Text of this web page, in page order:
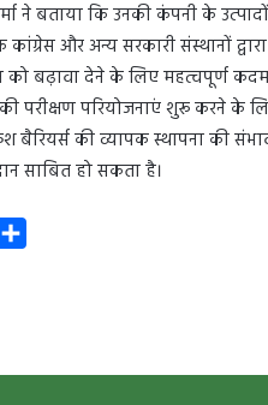
ने बताया कि उनकी कंपनी के
और अन्य सरकारी संस्थानों
बढ़ावा देने के लिए महत्वपूर्ण
परीक्षण परियोजनाएं शुरू करने के
बैरियर्स की व्यापक स्थापना की
साबित हो सकता है।